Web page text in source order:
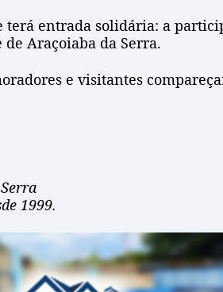
terá entrada solidária: a
Araçoiaba da Serra.
e visitantes
1999.